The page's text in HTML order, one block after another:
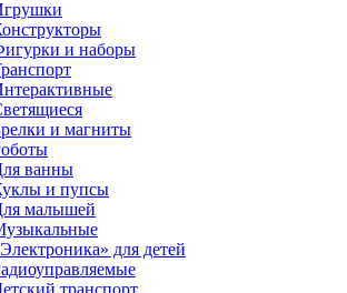
и наборы
и магниты
ванны
и пупсы
малышей
для детей
транспорт